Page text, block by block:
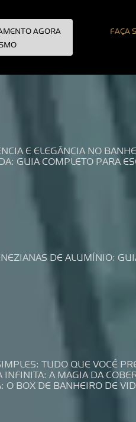
AGORA
FAÇA
E ELEGÂNCIA NO
GUIA COMPLETO PARA
DE ALUMÍNIO:
TUDO QUE VOCÊ
INFINITA: A MAGIA DA
O BOX DE BANHEIRO DE